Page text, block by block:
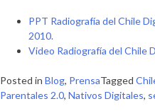
PPT Radiografía del Chile
2010.
Video Radiografía del Chile
Posted in Blog, PrensaTagged
Parentales 2.0, Nativos Digitales,